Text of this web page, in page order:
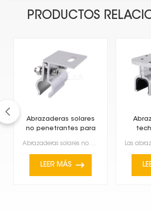
PRODUCTOS
Abrazaderas solares
no penetrantes para
Abrazaderas solares no penetrantes para techos metálicos Son una forma inteligente de instalar panel...
LEER MÁS